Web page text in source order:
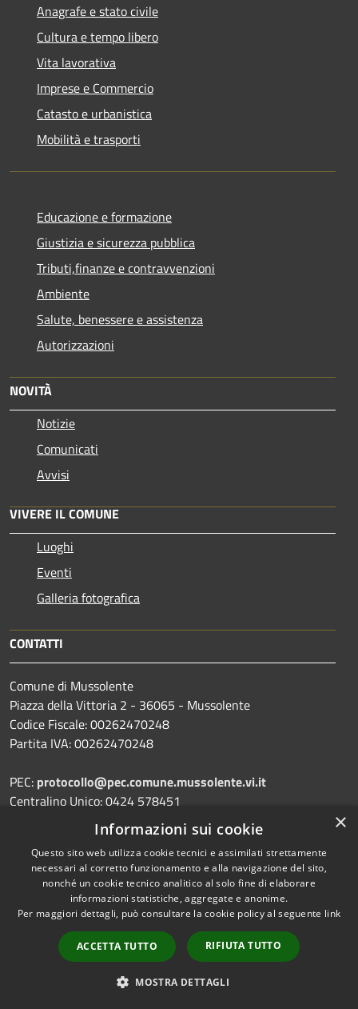
Anagrafe e stato civile
Cultura e tempo libero
Vita lavorativa
Imprese e Commercio
Catasto e urbanistica
Mobilità e trasporti
Educazione e formazione
Giustizia e sicurezza pubblica
Tributi,finanze e contravvenzioni
Ambiente
Salute, benessere e assistenza
Autorizzazioni
NOVITÀ
Notizie
Comunicati
Avvisi
VIVERE IL COMUNE
Luoghi
Eventi
Galleria fotografica
CONTATTI
Comune di Mussolente
Piazza della Vittoria 2 - 36065 - Mussolente
Codice Fiscale: 00262470248
Partita IVA: 00262470248
PEC: protocollo@pec.comune.mussolente.vi.it
Centralino Unico: 0424 578451
Prenotazione appuntamento
Segnalazione disservizio
Leggi le FAQ
Richiesta assistenza
×
Informazioni sui cookie
Questo sito web utilizza cookie tecnici e assimilati strettamente
necessari al corretto funzionamento e alla navigazione del sito,
nonché un cookie tecnico analitico al solo fine di elaborare
informazioni statistiche, aggregate e anonime.
Per maggiori dettagli, può consultare la cookie policy al seguente link
ACCETTA TUTTO RIFIUTA TUTTO
MOSTRA DETTAGLI